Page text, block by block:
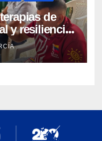
de
y resiliencia